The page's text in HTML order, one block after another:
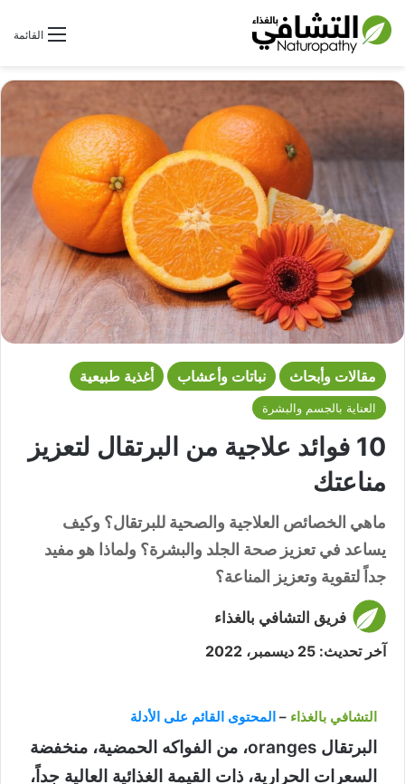
القائمةبحث عن
مقالات وأبحاث نباتات وأعشاب أغذية طبيعية
العناية بالجسم والبشرة
10 فوائد علاجية من البرتقال لتعزيز
مناعتك
ماهي الخصائص العلاجية والصحية للبرتقال؟ وكيف
يساعد في تعزيز صحة الجلد والبشرة؟ ولماذا هو مفيد
جداً لتقوية وتعزيز المناعة؟
فريق التشافي بالغذاء
آخر تحديث: 25 ديسمبر، 2022
التشافي بالغذاء – المحتوى القائم على الأدلة
البرتقال oranges، من الفواكه الحمضية، منخفضة
السعرات الحرارية، ذات القيمة الغذائية العالية جداً،